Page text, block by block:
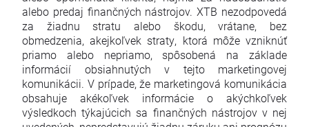
alebo predaj finančných nástrojov. XTB nezodpovedá
za žiadnu stratu alebo škodu, vrátane, bez
obmedzenia, akejkoľvek straty, ktorá môže vzniknúť
priamo alebo nepriamo, spôsobená na základe
informácií obsiahnutých v tejto marketingovej
komunikácii. V prípade, že marketingová komunikácia
obsahuje akékoľvek informácie o akýchkoľvek
výsledkoch týkajúcich sa finančných nástrojov v nej